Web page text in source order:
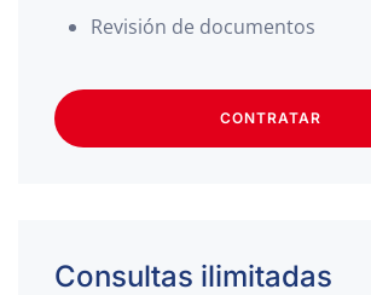
Revisión de documentos
CONTRATAR
Consultas ilimitadas